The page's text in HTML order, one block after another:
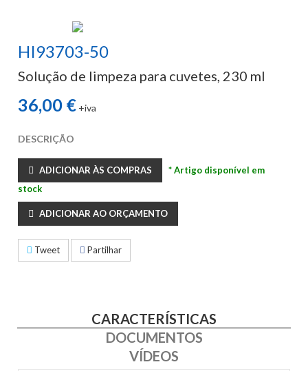
HI93703-50
Solução de limpeza para cuvetes, 230 ml
36,00 € +iva
DESCRIÇÃO
ADICIONAR ÀS COMPRAS
* Artigo disponível em
stock
ADICIONAR AO ORÇAMENTO
Tweet Partilhar
CARACTERÍSTICAS
DOCUMENTOS
VÍDEOS